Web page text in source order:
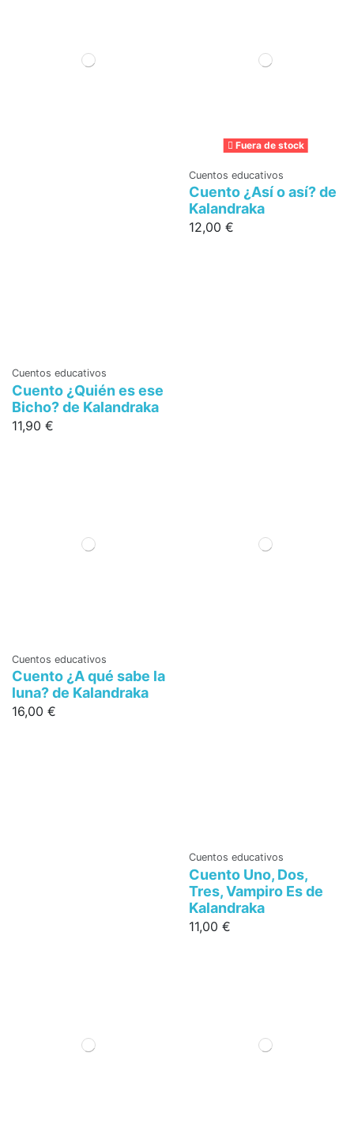
Cuentos educativos
Cuento ¿Quién es ese
Bicho? de Kalandraka
11,90 €
Fuera de stock
Cuentos educativos
Cuento ¿Así o así? de
Kalandraka
12,00 €
Cuentos educativos
Cuento ¿A qué sabe la
luna? de Kalandraka
16,00 €
Cuentos educativos
Cuento Uno, Dos,
Tres, Vampiro Es de
Kalandraka
11,00 €